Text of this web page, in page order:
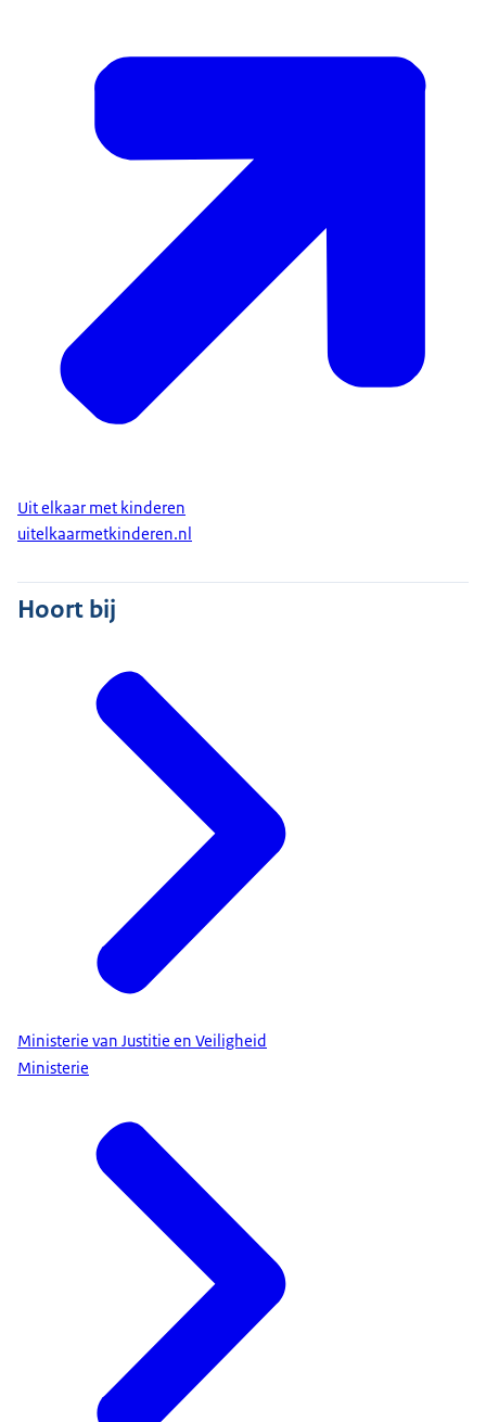
Uit elkaar met kinderen
uitelkaarmetkinderen.nl
Hoort bij
Ministerie van Justitie en Veiligheid
Ministerie